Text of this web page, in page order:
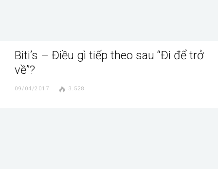
Biti’s – Điều gì tiếp theo sau “Đi để trở
về”?
09/04/2017 3.528